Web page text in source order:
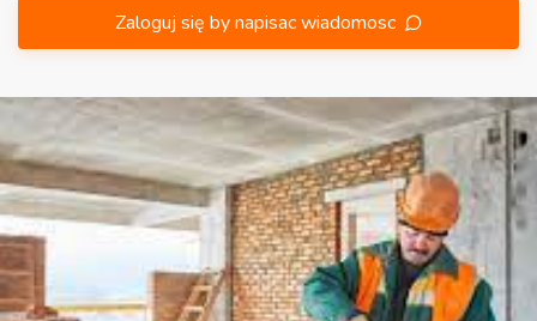
Zaloguj się by napisac wiadomosc